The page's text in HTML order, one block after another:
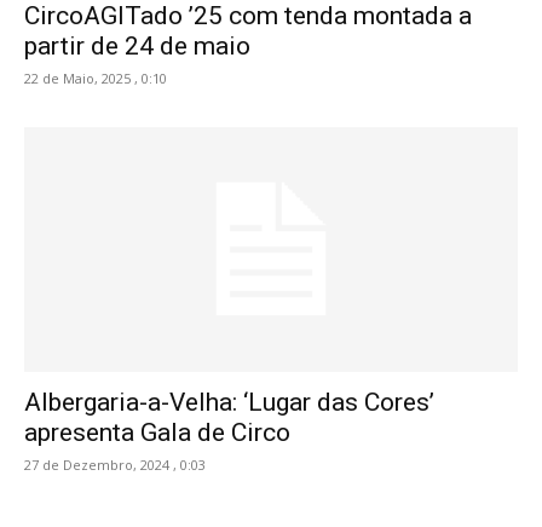
CircoAGITado ’25 com tenda montada a
partir de 24 de maio
22 de Maio, 2025 , 0:10
Albergaria-a-Velha: ‘Lugar das Cores’
apresenta Gala de Circo
27 de Dezembro, 2024 , 0:03